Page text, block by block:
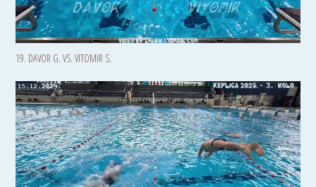
19. DAVOR G. VS. VITOMIR S.